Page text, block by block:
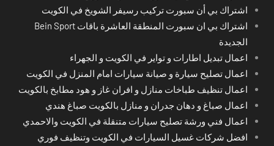
اشتراك بي أن سبورت تركيب رسيفر الشويخ في الكويت
اشتراك بي ان سبورت المنطقة العاشرة باقات Bein Sport
الجديدة
اعمال تبديل اطارات و تواير في الكويت و الجهراء
اعمال تصليح سيارة و صيانة سيارات امام المنزل في الكويت
اعمال تنظيف طباخات منازل و افران غاز و هود مطابخ بالكويت
اعمال صباغ و دهان جدران و منازل بالكويت صباغ هندي
اعمال فني ورشة تصليح سيارات متنقلة في الكويت والاحمدي
افضل شركات غسيل السيارات في الكويت وتنظيف فوري